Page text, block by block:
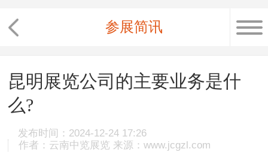
参展简讯
昆明展览公司的主要业务是什
么?
发布时间：2024-12-24 17:26
作者：云南中览展览 来源：www.jcgzl.com